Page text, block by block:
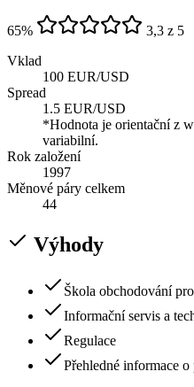
65%
3,3 z 5
Vklad
100 EUR/USD
Spread
1.5 EUR/USD
*Hodnota je orientační z
variabilní.
Rok založení
1997
Měnové páry celkem
44
Výhody
Škola obchodování
Informační servis a
Regulace
Přehledné informace o